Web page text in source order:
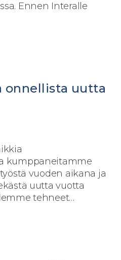
Ennen Interalle
onnellista uutta
kumppaneitamme
vuoden aikana ja
uutta vuotta
tehneet…